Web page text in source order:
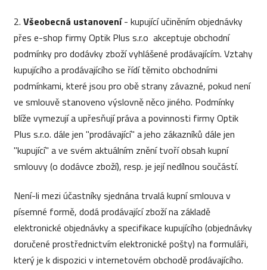
2.Všeobecná ustanovení- kupující učiněním objednávky
přes e-shop firmy Optik Plus s.r.o akceptuje obchodní
podmínky pro dodávky zboží vyhlášené prodávajícím. Vztahy
kupujícího a prodávajícího se řídí těmito obchodními
podmínkami, které jsou pro obě strany závazné, pokud není
ve smlouvě stanoveno výslovně něco jiného. Podmínky
blíže vymezují a upřesňují práva a povinnosti firmy Optik
Plus s.r.o. dále jen "prodávající" a jeho zákazníků dále jen
"kupující" a ve svém aktuálním znění tvoří obsah kupní
smlouvy (o dodávce zboží), resp. je její nedílnou součástí.
Není-li mezi účastníky sjednána trvalá kupní smlouva v
písemné formě, dodá prodávající zboží na základě
elektronické objednávky a specifikace kupujícího (objednávky
doručené prostřednictvím elektronické pošty) na formuláři,
který je k dispozici v internetovém obchodě prodávajícího.